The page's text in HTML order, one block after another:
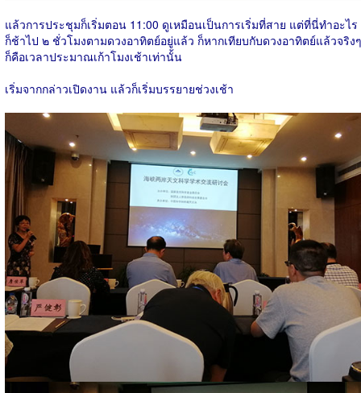
แล้วการประชุมก็เริ่มตอน 11:00 ดูเหมือนเป็นการเริ่มที่สาย แต่ที่นี่ทำอะไร
ก็ช้าไป ๒ ชั่วโมงตามดวงอาทิตย์อยู่แล้ว ก็หากเทียบกับดวงอาทิตย์แล้วจริงๆ
ก็คือเวลาประมาณเก้าโมงเช้าเท่านั้น
เริ่มจากกล่าวเปิดงาน แล้วก็เริ่มบรรยายช่วงเช้า